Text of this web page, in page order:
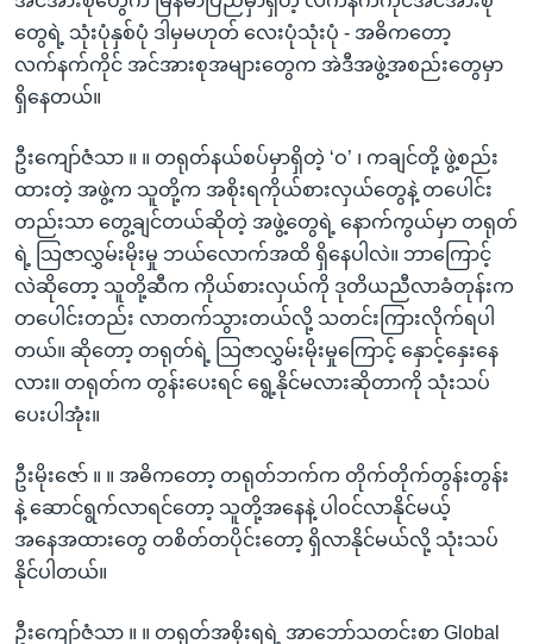
တွေရဲ့ သုံးပုံနှစ်ပုံ ဒါမှမဟုတ် လေးပုံသုံးပုံ - အဓိကတော့
လက်နက်ကိုင် အင်အားစုအများတွေက အဲဒီအဖွဲ့အစည်းတွေမှာ
ရှိနေတယ်။
ဦးကျော်ဇံသာ ။ ။ တရုတ်နယ်စပ်မှာရှိတဲ့ ‘ဝ’ ၊ ကချင်တို့ ဖွဲ့စည်း
ထားတဲ့ အဖွဲ့က သူတို့က အစိုးရကိုယ်စားလှယ်တွေနဲ့ တပေါင်း
တည်းသာ တွေ့ချင်တယ်ဆိုတဲ့ အဖွဲ့တွေရဲ့ နောက်ကွယ်မှာ တရုတ်
ရဲ့ သြဇာလွှမ်းမိုးမှု ဘယ်လောက်အထိ ရှိနေပါလဲ။ ဘာကြောင့်
လဲဆိုတော့ သူတို့ဆီက ကိုယ်စားလှယ်ကို ဒုတိယညီလာခံတုန်းက
တပေါင်းတည်း လာတက်သွားတယ်လို့ သတင်းကြားလိုက်ရပါ
တယ်။ ဆိုတော့ တရုတ်ရဲ့ သြဇာလွှမ်းမိုးမှုကြောင့် နှောင့်နှေးနေ
လား။ တရုတ်က တွန်းပေးရင် ရွေ့နိုင်မလားဆိုတာကို သုံးသပ်
ပေးပါအုံး။
ဦးမိုးဇော် ။ ။ အဓိကတော့ တရုတ်ဘက်က တိုက်တိုက်တွန်းတွန်း
နဲ့ ဆောင်ရွက်လာရင်တော့ သူတို့အနေနဲ့ ပါဝင်လာနိုင်မယ့်
အနေအထားတွေ တစိတ်တပိုင်းတော့ ရှိလာနိုင်မယ်လို့ သုံးသပ်
နိုင်ပါတယ်။
ဦးကျော်ဇံသာ ။ ။ တရုတ်အစိုးရရဲ့ အာဘော်သတင်းစာ Global